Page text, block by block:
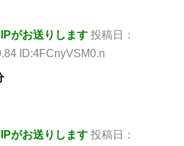
がお送りします 投稿日：
ID:4FCnyVSM0.n
がお送りします 投稿日：